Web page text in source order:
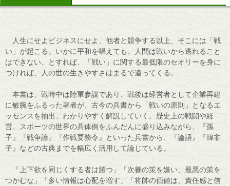
人生にせよビジネスにせよ、他者と競争する以上、そこには「戦
い」が起こる。いかに平和を唱えても、人間は戦いから逃れること
はできない。とすれば、「戦い」に関する最低限のセオリーを身に
つければ、人の世の生きやすさはまるで違ってくる。
本書は、戦時中は陸軍参謀であり、戦後は経営者として企業再建
に敏腕をふるった著者が、古今の兵書から「戦いの原則」となるエ
ッセンスを抽出、わかりやすく解説していく。歴史上の戦闘や経
営、スポーツの世界の具体例をふんだんに盛り込みながら、『孫
子』『戦争論』『作戦要務令』といった兵書から、『論語』『韓非
子』などの古典までを幅広く活用して論じている。
「上下欲を同じくする者は勝つ」「次善の策を嫌い、最悪の策を
つかむな」「多い情報は心配を増す」「将帥の価値は、責任感と信